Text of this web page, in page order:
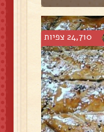
24,710 צפיות